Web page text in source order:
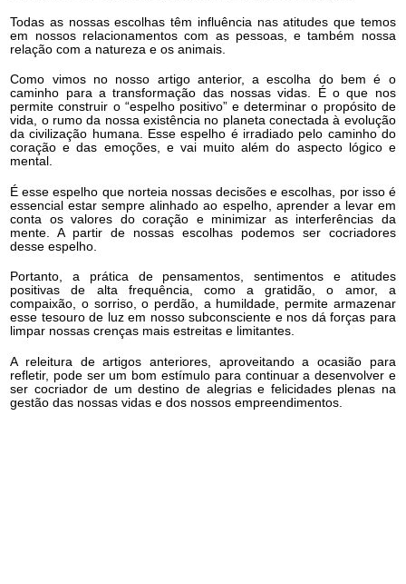
Todas as nossas escolhas têm influência nas atitudes que temos
em nossos relacionamentos com as pessoas, e também nossa
relação com a natureza e os animais.
Como vimos no nosso artigo anterior, a escolha do bem é o
caminho para a transformação das nossas vidas. É o que nos
permite construir o “espelho positivo” e determinar o propósito de
vida, o rumo da nossa existência no planeta conectada à evolução
da civilização humana. Esse espelho é irradiado pelo caminho do
coração e das emoções, e vai muito além do aspecto lógico e
mental.
É esse espelho que norteia nossas decisões e escolhas, por isso é
essencial estar sempre alinhado ao espelho, aprender a levar em
conta os valores do coração e minimizar as interferências da
mente. A partir de nossas escolhas podemos ser cocriadores
desse espelho.
Portanto, a prática de pensamentos, sentimentos e atitudes
positivas de alta frequência, como a gratidão, o amor, a
compaixão, o sorriso, o perdão, a humildade, permite armazenar
esse tesouro de luz em nosso subconsciente e nos dá forças para
limpar nossas crenças mais estreitas e limitantes.
A releitura de artigos anteriores, aproveitando a ocasião para
refletir, pode ser um bom estímulo para continuar a desenvolver e
ser cocriador de um destino de alegrias e felicidades plenas na
gestão das nossas vidas e dos nossos empreendimentos.